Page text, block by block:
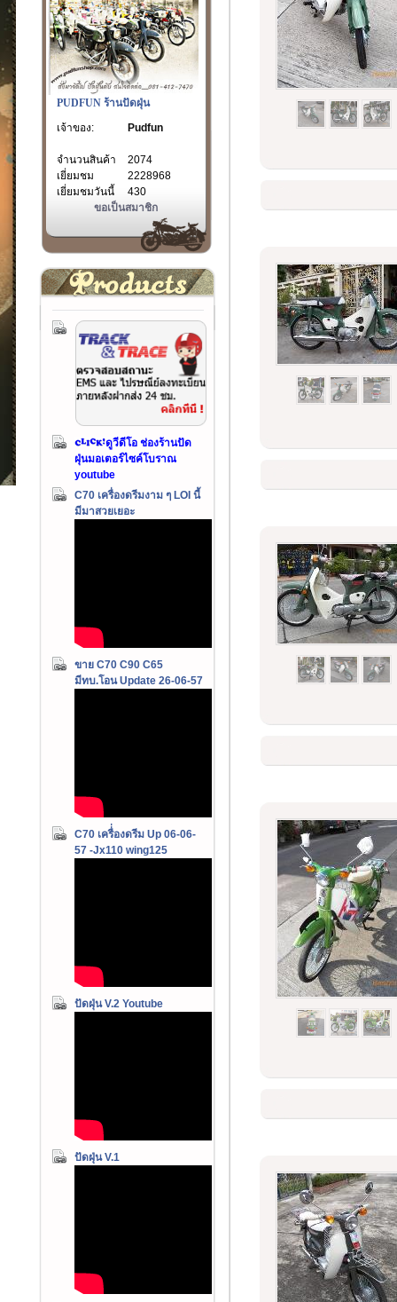
PUDFUN ร้านปัดฝุ่น
เจ้าของ:
Pudfun
จำนวนสินค้า
2074
เยี่ยมชม
2228968
เยี่ยมชมวันนี้
430
ขอเป็นสมาชิก
ดูวีดีโอ ช่องร้านปัด
ฝุ่นมอเตอร์ไซค์โบราณ
youtube
C70 เครื่องดรีมงาม ๆ LOI นี้
มีมาสวยเยอะ
ขาย C70 C90 C65
มีทบ.โอน Update 26-06-57
C70 เครื่่องดรีม Up 06-06-
57 -Jx110 wing125
ปัดฝุ่น V.2 Youtube
ปัดฝุ่น V.1